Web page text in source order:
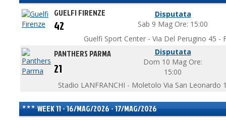
GUELFI FIRENZE
Disputata
Sab 9 Mag Ore: 15:00
42
Guelfi Sport Center - Via Del Perugino 45 -
PANTHERS PARMA
Disputata
Dom 10 Mag Ore:
15:00
21
Stadio LANFRANCHI - Moletolo Via San Leonardo
WEEK 11 - 16/MAG/2026 - 17/MAG/2026